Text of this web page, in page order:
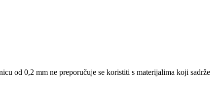
od 0,2 mm ne preporučuje se koristiti s materijalima koji sadrže